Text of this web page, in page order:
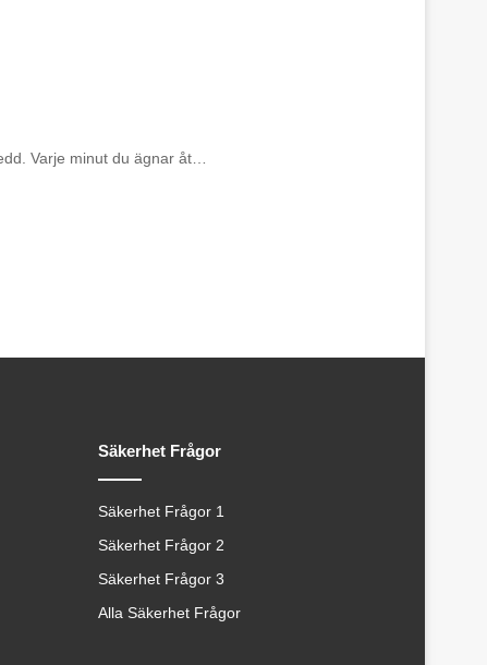
Varje minut du ägnar åt…
Säkerhet Frågor
Säkerhet Frågor 1
Säkerhet Frågor 2
Säkerhet Frågor 3
Alla Säkerhet Frågor